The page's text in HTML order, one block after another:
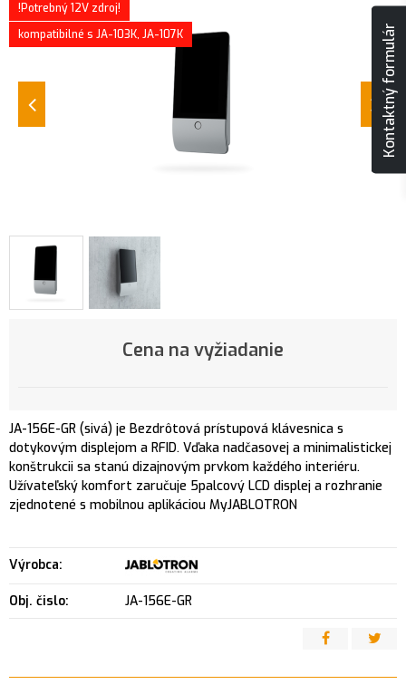
!Potrebný 12V zdroj!
kompatibilné s JA-103K, JA-107K
Cena na vyžiadanie
JA-156E-GR (sivá) je Bezdrôtová prístupová klávesnica s
dotykovým displejom a RFID. Vďaka nadčasovej a minimalistickej
konštrukcii sa stanú dizajnovým prvkom každého interiéru.
Užívateľský komfort zaručuje 5palcový LCD displej a rozhranie
zjednotené s mobilnou aplikáciou MyJABLOTRON
Výrobca:
Obj. čislo: JA-156E-GR
Kontaktný formulár